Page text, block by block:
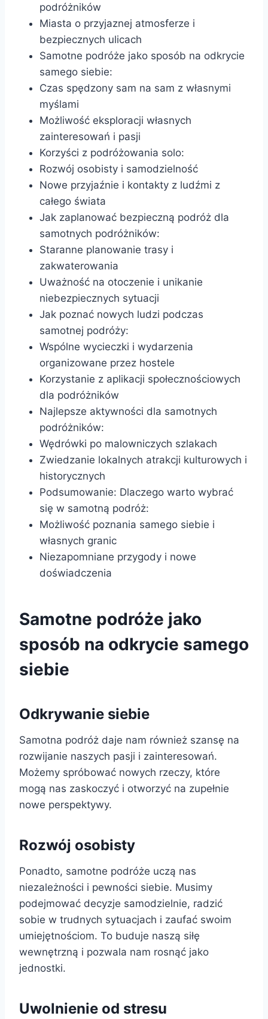
podróżników
Miasta o przyjaznej atmosferze i
bezpiecznych ulicach
Samotne podróże jako sposób na odkrycie
samego siebie:
Czas spędzony sam na sam z własnymi
myślami
Możliwość eksploracji własnych
zainteresowań i pasji
Korzyści z podróżowania solo:
Rozwój osobisty i samodzielność
Nowe przyjaźnie i kontakty z ludźmi z
całego świata
Jak zaplanować bezpieczną podróż dla
samotnych podróżników:
Staranne planowanie trasy i
zakwaterowania
Uważność na otoczenie i unikanie
niebezpiecznych sytuacji
Jak poznać nowych ludzi podczas
samotnej podróży:
Wspólne wycieczki i wydarzenia
organizowane przez hostele
Korzystanie z aplikacji społecznościowych
dla podróżników
Najlepsze aktywności dla samotnych
podróżników:
Wędrówki po malowniczych szlakach
Zwiedzanie lokalnych atrakcji kulturowych i
historycznych
Podsumowanie: Dlaczego warto wybrać
się w samotną podróż:
Możliwość poznania samego siebie i
własnych granic
Niezapomniane przygody i nowe
doświadczenia
Samotne podróże jako
sposób na odkrycie samego
siebie
Odkrywanie siebie
Samotna podróż daje nam również szansę na
rozwijanie naszych pasji i zainteresowań.
Możemy spróbować nowych rzeczy, które
mogą nas zaskoczyć i otworzyć na zupełnie
nowe perspektywy.
Rozwój osobisty
Ponadto, samotne podróże uczą nas
niezależności i pewności siebie. Musimy
podejmować decyzje samodzielnie, radzić
sobie w trudnych sytuacjach i zaufać swoim
umiejętnościom. To buduje naszą siłę
wewnętrzną i pozwala nam rosnąć jako
jednostki.
Uwolnienie od stresu